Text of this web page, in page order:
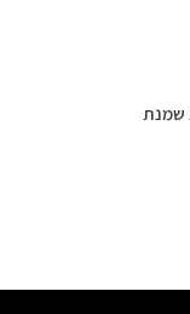
שמנת